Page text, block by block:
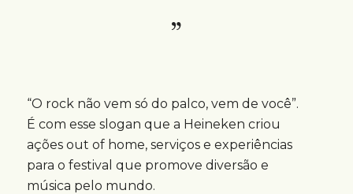
“O rock não vem só do palco, vem de você”.
É com esse slogan que a Heineken criou
ações out of home, serviços e experiências
para o festival que promove diversão e
música pelo mundo.